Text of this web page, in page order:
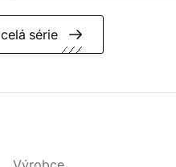
celá série